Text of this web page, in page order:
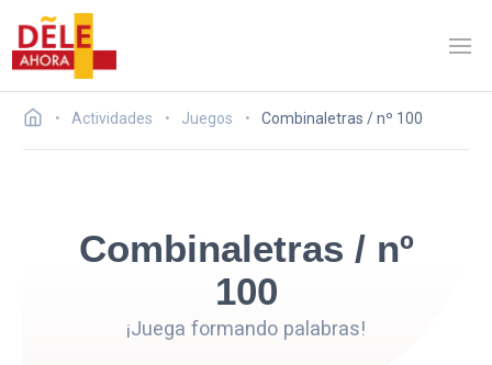
Actividades Juegos Combinaletras / nº 100
Combinaletras / nº
100
¡Juega formando palabras!